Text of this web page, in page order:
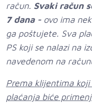
račun. Svaki račun
7 dana - ovo ima
ga poštujete. Sva
PS koji se nalazi na
navedenom na
Prema klijentima
plaćanja biće